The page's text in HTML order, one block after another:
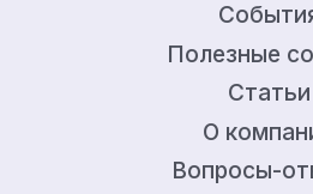
Полезные
Статьи
О
Вопросы-